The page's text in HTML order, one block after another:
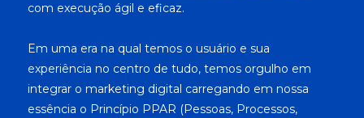
com execução ágil e eficaz.
Em uma era na qual temos o usuário e sua
experiência no centro de tudo, temos orgulho em
integrar o marketing digital carregando em nossa
essência o Princípio PPAR (Pessoas, Processos,